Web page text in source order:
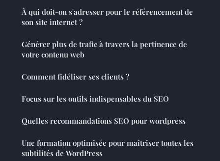
À qui doit-on s'adresser pour le référencement de
son site internet ?
Générer plus de trafic à travers la pertinence de
votre contenu web
Comment fidéliser ses clients ?
Focus sur les outils indispensables du SEO
Quelles recommandations SEO pour wordpress
Une formation optimisée pour maîtriser toutes les
subtilités de WordPress